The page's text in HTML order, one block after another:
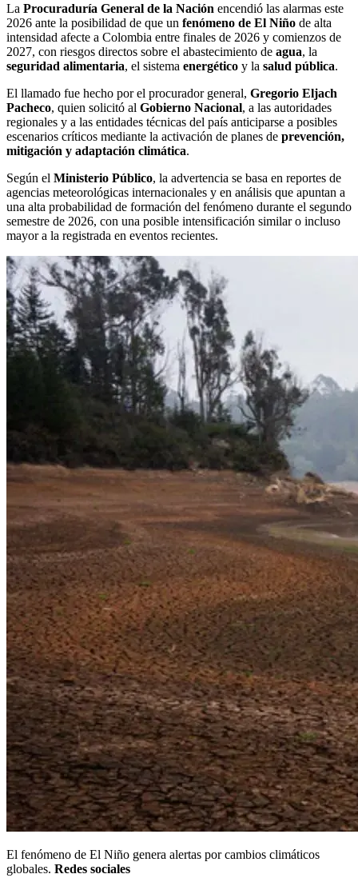
La Procuraduría General de la Nación encendió las alarmas este
2026 ante la posibilidad de que un fenómeno de El Niño de alta
intensidad afecte a Colombia entre finales de 2026 y comienzos de
2027, con riesgos directos sobre el abastecimiento de agua, la
seguridad alimentaria, el sistema energético y la salud pública.
El llamado fue hecho por el procurador general, Gregorio Eljach
Pacheco, quien solicitó al Gobierno Nacional, a las autoridades
regionales y a las entidades técnicas del país anticiparse a posibles
escenarios críticos mediante la activación de planes de prevención,
mitigación y adaptación climática.
Según el Ministerio Público, la advertencia se basa en reportes de
agencias meteorológicas internacionales y en análisis que apuntan a
una alta probabilidad de formación del fenómeno durante el segundo
semestre de 2026, con una posible intensificación similar o incluso
mayor a la registrada en eventos recientes.
El fenómeno de El Niño genera alertas por cambios climáticos
globales. Redes sociales